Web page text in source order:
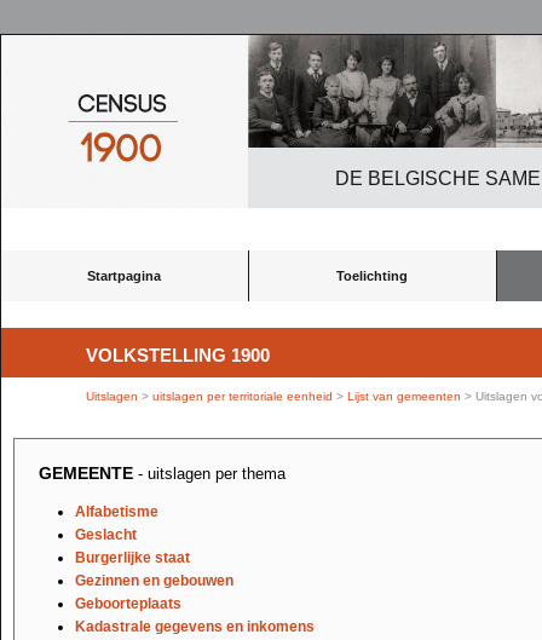
DE BELGISCHE
Startpagina Toelichting
VOLKSTELLING 1900
Uitslagen > uitslagen per territoriale eenheid > Lijst van gemeenten > Uitslagen
GEMEENTE - uitslagen per thema
Alfabetisme
Geslacht
Burgerlijke staat
Gezinnen en gebouwen
Geboorteplaats
Kadastrale gegevens en inkomens